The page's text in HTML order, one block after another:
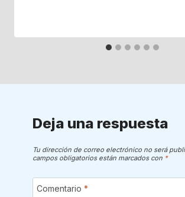
Deja una respuesta
Tu dirección de correo electrónico no será
campos obligatorios están marcados con *
Comentario *